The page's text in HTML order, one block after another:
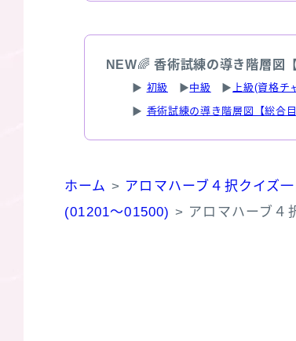
NEW🌈香術試練の導き階層図
▶ 初級 ▶中級 ▶ 上級(資格チ
▶ 香術試練の導き階層図【総合
ホーム > アロマハーブ４択クイズ
(01201～01500) > アロマハーブ４